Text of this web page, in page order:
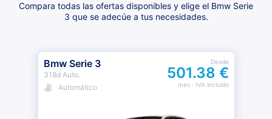
Compara todas las ofertas disponibles y elige el Bmw Serie
3 que se adecúe a tus necesidades.
Bmw Serie 3
318d Auto.
Automático
Desde
501.38 €
mes· IVA incluido